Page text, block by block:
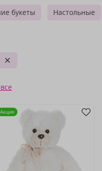
букеты Настольные
Акция